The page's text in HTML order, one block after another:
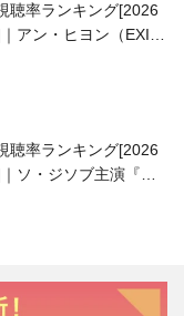
聴率ランキング[2026
アン・ヒヨン（EXID
聴率ランキング[2026
ソ・ジソブ主演『エ